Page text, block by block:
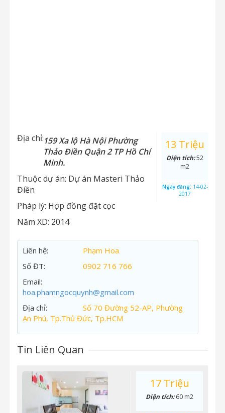
Địa chỉ:159 Xa lộ Hà Nội Phường
Thảo Điền Quận 2 TP Hồ Chí
Minh.
Thuộc dự án: Dự án Masteri Thảo
Điền
Pháp lý: Hợp đồng đặt cọc
Năm XD: 2014
13 Triệu
Diện tích:52
m2
Ngày đăng: 14-02-
2017
Liên hệ:
Phạm Hoa
Số ĐT:
0902 716 766
Email:
hoa.phamngocquynh@gmail.com
Địa chỉ:
Số 70 Đường 52-AP, Phường
An Phú, Tp.Thủ Đức, Tp.HCM
Tin Liên Quan
17 Triệu
Diện tích:60 m2